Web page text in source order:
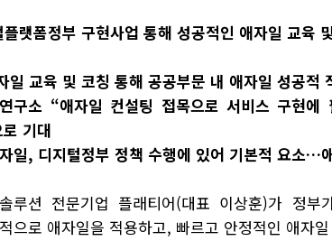
플랫폼정부 구현사업 통해 성공적인 애자일 교육
일 교육 및 코칭 통해 공공부문 내 애자일 성공적
구소 “애자일 컨설팅 접목으로 서비스 구현
기대
일, 디지털정부 정책 수행에 있어 기본적 요소…
루션 전문기업 플래티어(대표 이상훈)가 정부
으로 애자일을 적용하고, 빠르고 안정적인 애자